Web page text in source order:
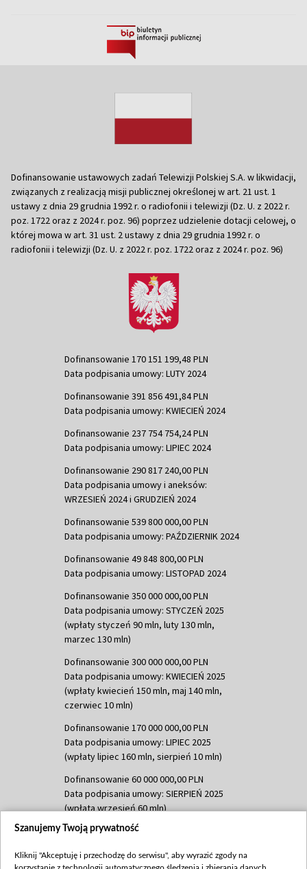
Dofinansowanie ustawowych zadań Telewizji Polskiej S.A. w likwidacji,
związanych z realizacją misji publicznej określonej w art. 21 ust. 1
ustawy z dnia 29 grudnia 1992 r. o radiofonii i telewizji (Dz. U. z 2022 r.
poz. 1722 oraz z 2024 r. poz. 96) poprzez udzielenie dotacji celowej, o
której mowa w art. 31 ust. 2 ustawy z dnia 29 grudnia 1992 r. o
radiofonii i telewizji (Dz. U. z 2022 r. poz. 1722 oraz z 2024 r. poz. 96)
Dofinansowanie 170 151 199,48 PLN
Data podpisania umowy: LUTY 2024
Dofinansowanie 391 856 491,84 PLN
Data podpisania umowy: KWIECIEŃ 2024
Dofinansowanie 237 754 754,24 PLN
Data podpisania umowy: LIPIEC 2024
Dofinansowanie 290 817 240,00 PLN
Data podpisania umowy i aneksów:
WRZESIEŃ 2024 i GRUDZIEŃ 2024
Dofinansowanie 539 800 000,00 PLN
Data podpisania umowy: PAŹDZIERNIK 2024
Dofinansowanie 49 848 800,00 PLN
Data podpisania umowy: LISTOPAD 2024
Dofinansowanie 350 000 000,00 PLN
Data podpisania umowy: STYCZEŃ 2025
(wpłaty styczeń 90 mln, luty 130 mln,
marzec 130 mln)
Dofinansowanie 300 000 000,00 PLN
Data podpisania umowy: KWIECIEŃ 2025
(wpłaty kwiecień 150 mln, maj 140 mln,
czerwiec 10 mln)
Dofinansowanie 170 000 000,00 PLN
Data podpisania umowy: LIPIEC 2025
(wpłaty lipiec 160 mln, sierpień 10 mln)
Dofinansowanie 60 000 000,00 PLN
Data podpisania umowy: SIERPIEŃ 2025
(wpłata wrzesień 60 mln)
Dofinansowanie 635 783 051,21 PLN
(wpłata wrzesień 100 mln, październik 350
Szanujemy Twoją prywatność
Kliknij "Akceptuję i przechodzę do serwisu", aby wyrazić zgody na